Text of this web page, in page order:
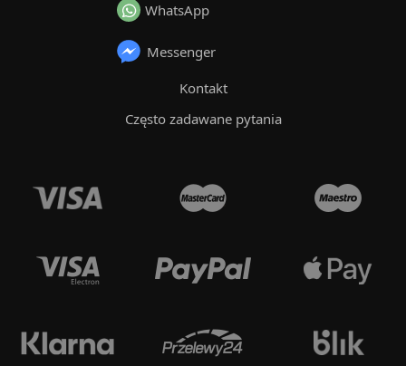
WhatsApp
Messenger
Kontakt
Często zadawane pytania